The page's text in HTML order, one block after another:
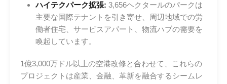
ハイテクパーク拡張: 3,656ヘクタールのパークは
主要な国際テナントを引き寄せ、周辺地域での労
働者住宅、サービスアパート、物流ハブの需要を
喚起しています。
1億3,000万ドル以上の空港改修と合わせて、これらの
プロジェクトは産業、金融、革新を融合するシームレ